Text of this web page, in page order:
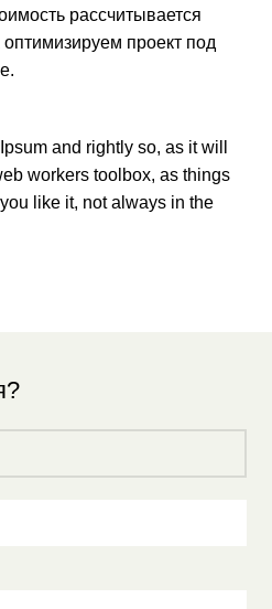
рассчитывается
проект под
and rightly so, as it will
workers toolbox, as things
like it, not always in the